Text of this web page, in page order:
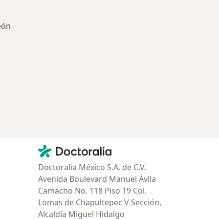
Contacto
Doctoralia - Página de inicio
Doctoralia México S.A. de C.V.
Avenida Boulevard Manuel Ávila
Camacho No. 118 Piso 19 Col.
Lomas de Chapultepec V Sección,
Alcaldía Miguel Hidalgo